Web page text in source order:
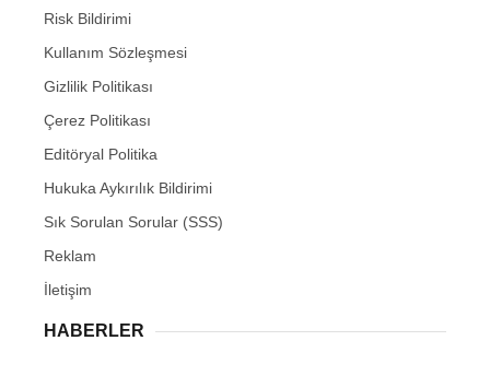
Risk Bildirimi
Kullanım Sözleşmesi
Gizlilik Politikası
Çerez Politikası
Editöryal Politika
Hukuka Aykırılık Bildirimi
Sık Sorulan Sorular (SSS)
Reklam
İletişim
HABERLER